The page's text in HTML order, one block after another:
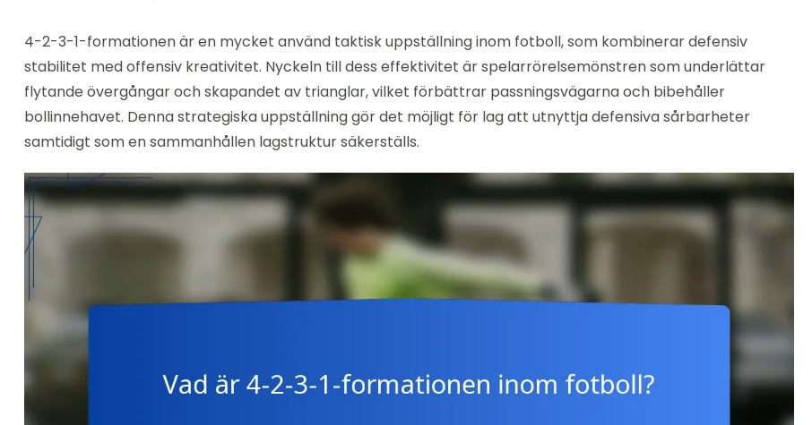
4-2-3-1-formationen är en mycket använd taktisk uppställning inom fotboll, som kombinerar defensiv
stabilitet med offensiv kreativitet. Nyckeln till dess effektivitet är spelarrörelsemönstren som underlättar
flytande övergångar och skapandet av trianglar, vilket förbättrar passningsvägarna och bibehåller
bollinnehavet. Denna strategiska uppställning gör det möjligt för lag att utnyttja defensiva sårbarheter
samtidigt som en sammanhållen lagstruktur säkerställs.